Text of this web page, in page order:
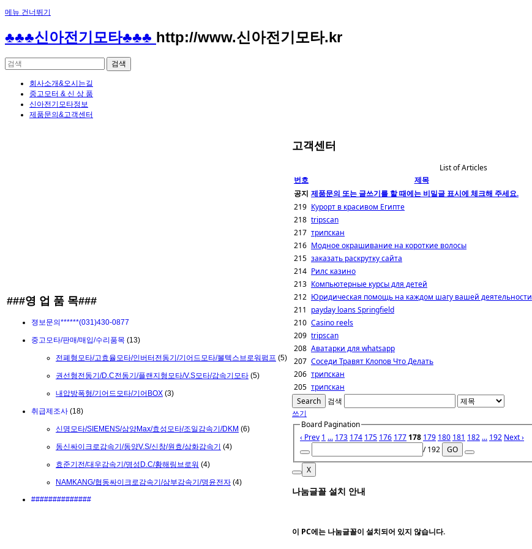
메뉴 건너뛰기
♣♣♣신아전기모타♣♣♣ http://www.신아전기모타.kr
회사소개&오시는길
중고모터 & 신 상 품
신아전기모타정보
제품문의&고객센터
###영 업 품 목###
졍보문의******(031)430-0877
중고모타/판매/매입/수리품목 (13)
전폐형모타/고효율모타/인버터전동기/기어드모타/볼텍스브로워펌프 (5)
권선형전동기/D.C전동기/플랜지형모타/V.S모타/감속기모타 (5)
내압방폭형/기어드모타/기어BOX (3)
취급제조사 (18)
신명모타/SIEMENS/삼양Max/효성모타/조일감속기/DKM (6)
동신싸이크로감속기/동양V.S/신창/원효/삼화감속기 (4)
효준기전/대우감속기/명성D.C/황해링브로워 (4)
NAMKANG/협동싸이크로감속기/삼부감속기/명윤전자 (4)
##############
고객센터
List of Articles
번호
제목
공지 제품문의 또는 글쓰기를 할 때에는 비밀글 표시에 체크해 주세요.
219 Курорт в красивом Египте
218 tripscan
217 трипскан
216 Модное окрашивание на короткие волосы
215 заказать раскрутку сайта
214 Рилс казино
213 Компьютерные курсы для детей
212 Юридическая помощь на каждом шагу вашей деятельности
211 payday loans Springfield
210 Сasino reels
209 tripscan
208 Аватарки для whatsapp
207 Соседи Травят Клопов Что Делать
206 трипскан
205 трипскан
Search
검색
쓰기
Board Pagination
‹ Prev 1 ... 173 174 175 176 177178 179 180 181 182 ... 192 Next ›
/ 192
GO
X
나눔글꼴 설치 안내
이 PC에는 나눔글꼴이 설치되어 있지 않습니다.